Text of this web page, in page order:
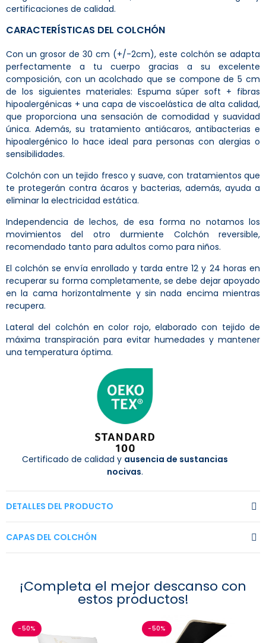
certificaciones de calidad.
CARACTERÍSTICAS DEL COLCHÓN
Con un grosor de 30 cm (+/-2cm), este colchón se adapta
perfectamente a tu cuerpo gracias a su excelente
composición, con un acolchado que se compone de 5 cm
de los siguientes materiales: Espuma súper soft + fibras
hipoalergénicas + una capa de viscoelástica de alta calidad,
que proporciona una sensación de comodidad y suavidad
única. Además, su tratamiento antiácaros, antibacterias e
hipoalergénico lo hace ideal para personas con alergias o
sensibilidades.
Colchón con un tejido fresco y suave, con tratamientos que
te protegerán contra ácaros y bacterias, además, ayuda a
eliminar la electricidad estática.
Independencia de lechos, de esa forma no notamos los
movimientos del otro durmiente Colchón reversible,
recomendado tanto para adultos como para niños.
El colchón se envía enrollado y tarda entre 12 y 24 horas en
recuperar su forma completamente, se debe dejar apoyado
en la cama horizontalmente y sin nada encima mientras
recupera.
Lateral del colchón en color rojo, elaborado con tejido de
máxima transpiración para evitar humedades y mantener
una temperatura óptima.
Certificado de calidad y ausencia de sustancias
nocivas.
DETALLES DEL PRODUCTO
CAPAS DEL COLCHÓN
¡Completa el mejor descanso con
estos productos!
-50% -50%